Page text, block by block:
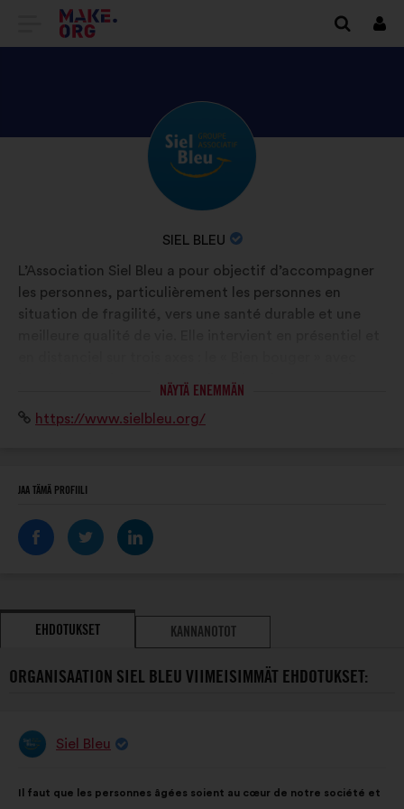
SIIRRY
KOTISIVULLE
TUTUSTU
ORGANISAATION
SIEL
BLEU
ORGANISAATION
SIEL BLEU
Tietoa:
L’Association Siel Bleu a pour objectif d’accompagner
les personnes, particulièrement les personnes en
situation de fragilité, vers une santé durable et une
l’Activité physique adaptée, le « Bien dans son assiette
planète » avec des programmes en mobilité active.
NÄYTÄ ENEMMÄN
Verkkosivusto:
https://www.sielbleu.org/
JAA TÄMÄ PROFIILI
EHDOTUKSET KANNANOTOT
ORGANISAATION SIEL BLEU VIIMEISIMMÄT EHDOTUKSET:
EhdotusSiel Bleu
sisältö:
Il faut que les personnes âgées soient au cœur de notre société et
jakautuminen: